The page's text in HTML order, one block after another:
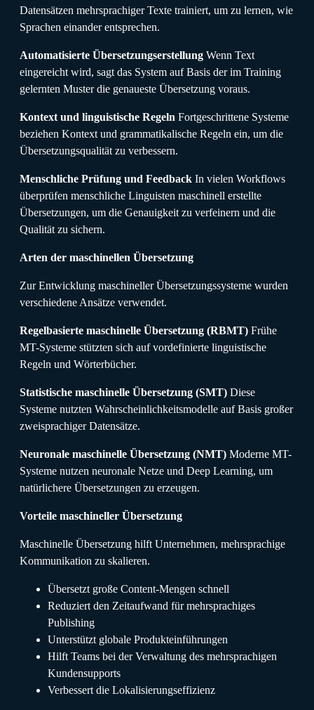
Datensätzen mehrsprachiger Texte trainiert, um zu lernen, wie
Sprachen einander entsprechen.
Automatisierte Übersetzungserstellung Wenn Text
eingereicht wird, sagt das System auf Basis der im Training
gelernten Muster die genaueste Übersetzung voraus.
Kontext und linguistische Regeln Fortgeschrittene Systeme
beziehen Kontext und grammatikalische Regeln ein, um die
Übersetzungsqualität zu verbessern.
Menschliche Prüfung und Feedback In vielen Workflows
überprüfen menschliche Linguisten maschinell erstellte
Übersetzungen, um die Genauigkeit zu verfeinern und die
Qualität zu sichern.
Arten der maschinellen Übersetzung
Zur Entwicklung maschineller Übersetzungssysteme wurden
verschiedene Ansätze verwendet.
Regelbasierte maschinelle Übersetzung (RBMT) Frühe
MT-Systeme stützten sich auf vordefinierte linguistische
Regeln und Wörterbücher.
Statistische maschinelle Übersetzung (SMT) Diese
Systeme nutzten Wahrscheinlichkeitsmodelle auf Basis großer
zweisprachiger Datensätze.
Neuronale maschinelle Übersetzung (NMT) Moderne MT-
Systeme nutzen neuronale Netze und Deep Learning, um
natürlichere Übersetzungen zu erzeugen.
Vorteile maschineller Übersetzung
Maschinelle Übersetzung hilft Unternehmen, mehrsprachige
Kommunikation zu skalieren.
Übersetzt große Content-Mengen schnell
Reduziert den Zeitaufwand für mehrsprachiges
Publishing
Unterstützt globale Produkteinführungen
Hilft Teams bei der Verwaltung des mehrsprachigen
Kundensupports
Verbessert die Lokalisierungseffizienz